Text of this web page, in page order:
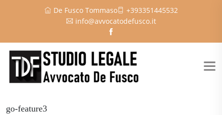
De Fusco Tommaso
+393351445532
info@avvocatodefusco.it
go-feature3